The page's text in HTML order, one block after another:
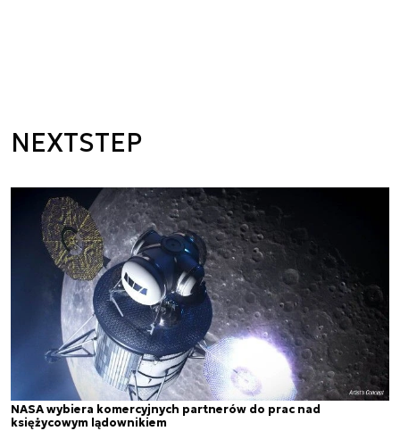
NEXTSTEP
NASA wybiera komercyjnych partnerów do prac nad
księżycowym lądownikiem